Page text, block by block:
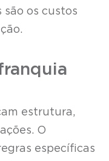
os custos
estrutura,
O
específicas